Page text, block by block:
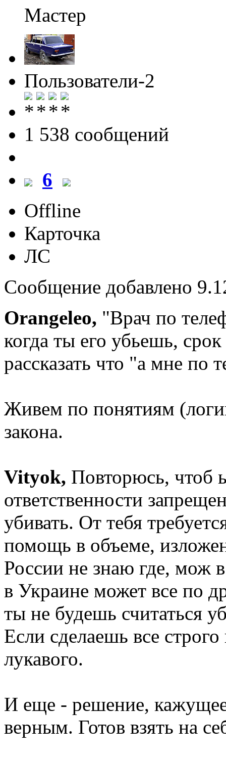
Мастер
Пользователи-2
1 538 cообщений
6
Offline
Карточка
ЛС
Сообщение добавлено
Orangeleo, "Врач по
когда ты его убьешь,
рассказать что "а мне по
Живем по понятиям
закона.
Vityok, Повторюсь, чтоб
ответственности
убивать. От тебя
помощь в объеме,
России не знаю где, мож
в Украине может все по
ты не будешь считаться
Если сделаешь все
лукавого.
И еще - решение,
верным. Готов взять на